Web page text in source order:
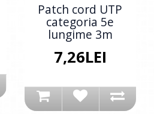
Patch cord UTP
categoria 5e
lungime 3m
7,26LEI